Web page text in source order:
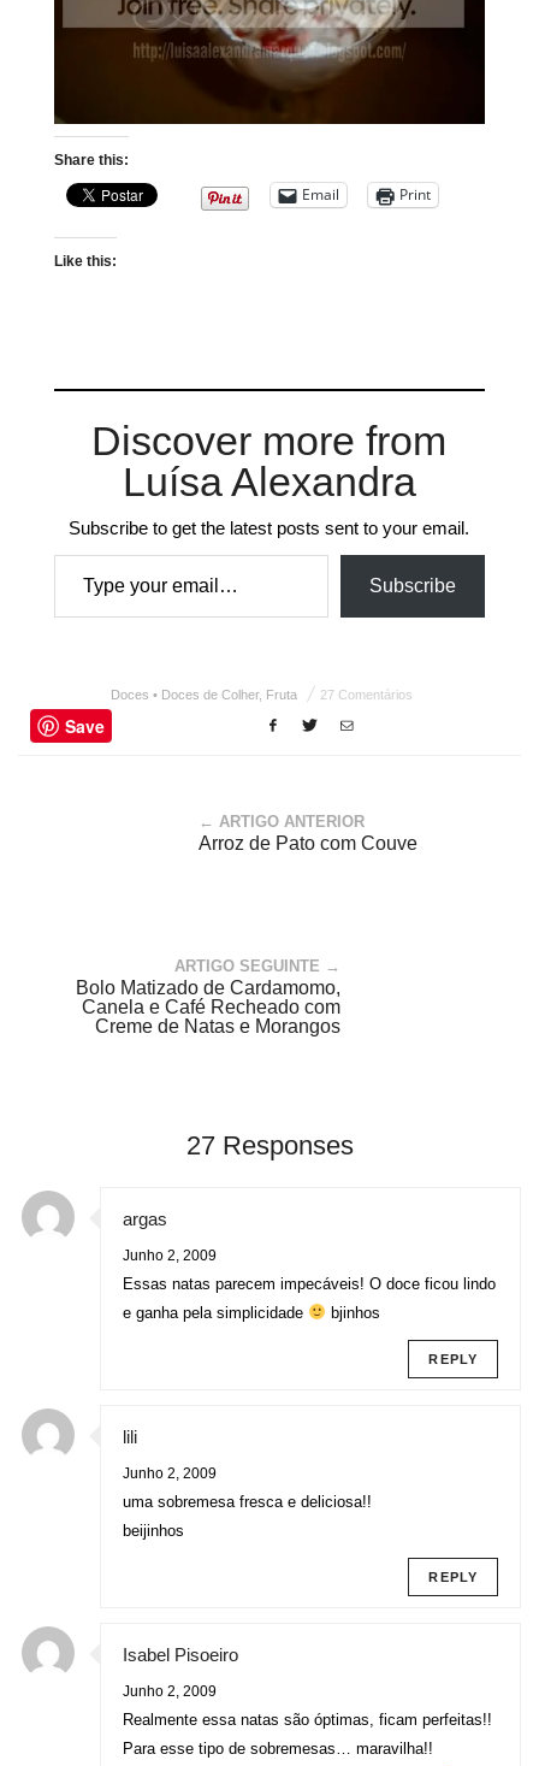
Share this:
Email Print
Like this:
Discover more from
Luísa Alexandra
Subscribe to get the latest posts sent to your email.
Type your email…
Subscribe
Doces • Doces de Colher, Fruta 27 Comentários
Save
← ARTIGO ANTERIOR
Arroz de Pato com Couve
ARTIGO SEGUINTE →
Bolo Matizado de Cardamomo,
Canela e Café Recheado com
Creme de Natas e Morangos
27 Responses
argas
Junho 2, 2009
Essas natas parecem impecáveis! O doce ficou lindo
e ganha pela simplicidade
bjinhos
REPLY
lili
Junho 2, 2009
uma sobremesa fresca e deliciosa!!
beijinhos
REPLY
Isabel Pisoeiro
Junho 2, 2009
Realmente essa natas são óptimas, ficam perfeitas!!
Para esse tipo de sobremesas… maravilha!!